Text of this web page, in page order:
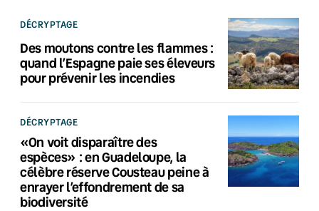
DÉCRYPTAGE
Des moutons contre les flammes :
quand l’Espagne paie ses éleveurs
pour prévenir les incendies
DÉCRYPTAGE
«On voit disparaître des
espèces» : en Guadeloupe, la
célèbre réserve Cousteau peine à
enrayer l’effondrement de sa
biodiversité